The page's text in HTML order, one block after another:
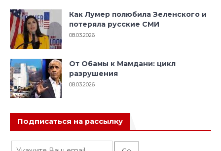
Как Лумер полюбила Зеленского и
потеряла русские СМИ
08.03.2026
От Обамы к Мамдани: цикл
разрушения
08.03.2026
Подписаться на рассылку